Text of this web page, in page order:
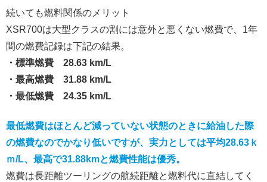
続いても燃料関係のメリット
XSR700は大型クラスの割には意外と悪くない燃費で、1年
間の燃費記録は下記の結果。
・標準燃費 28.63 km/L
・最高燃費 31.88 km/L
・最低燃費 24.35 km/L
最低燃費はほとんど減っていない状態のときに給油した際
の燃費なのでかなり低いですが、実力としては平均28.63ｋ
ｍ/L、最高で31.88kmと燃費性能は優秀。
燃費は長距離ツーリングの航続距離と燃料代に直結してく